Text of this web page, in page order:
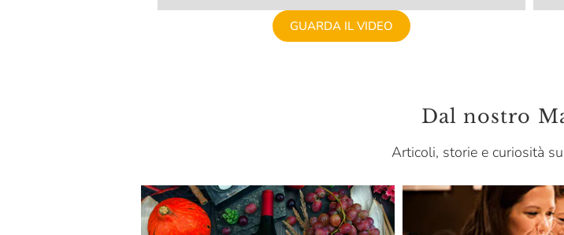
Aubry
Az. Agr. Laura Aschero
GUARDA IL VIDEO
Dal nostro
Articoli, storie e curiosità